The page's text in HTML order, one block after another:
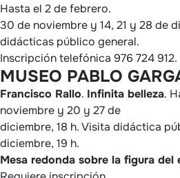
Hasta el 2 de febrero.
30 de noviembre y 14, 21 y 28 de
didácticas público general.
Inscripción telefónica 976 724 912.
MUSEO PABLO
Francisco Rallo. Infinita belleza.
noviembre y 20 y 27 de
diciembre, 18 h. Visita didáctica
diciembre, 19 h.
Mesa redonda sobre la figura del